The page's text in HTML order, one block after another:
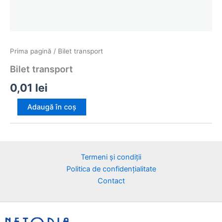
Prima pagină / Bilet transport
Bilet transport
0,01 lei
Cantitate
transport
Adaugă în coș
Termeni și condiții
Politica de confidențialitate
Contact